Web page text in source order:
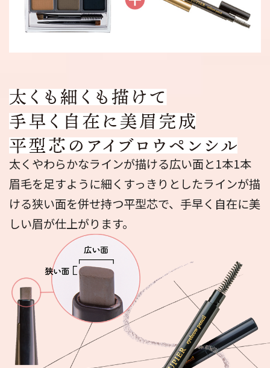
太くやわらかなラインが描ける広い面と1本1本
眉毛を足すように細くすっきりとしたラインが描
ける狭い面を併せ持つ平型芯で、手早く自在に美
しい眉が仕上がります。